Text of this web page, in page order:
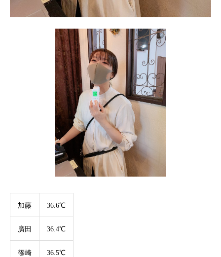
加藤 36.6℃
廣田 36.4℃
篠崎 36.5℃